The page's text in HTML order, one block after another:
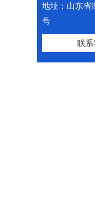
地址：山东省
号
联